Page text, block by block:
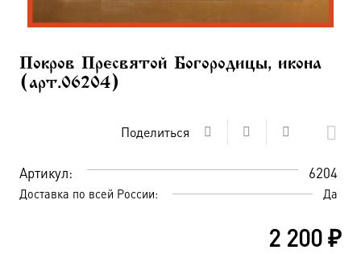
Покров Пресвятой Богородицы, икона
(арт.06204)
Поделиться
Артикул: 6204
Доставка по всей России: Да
2 200₽